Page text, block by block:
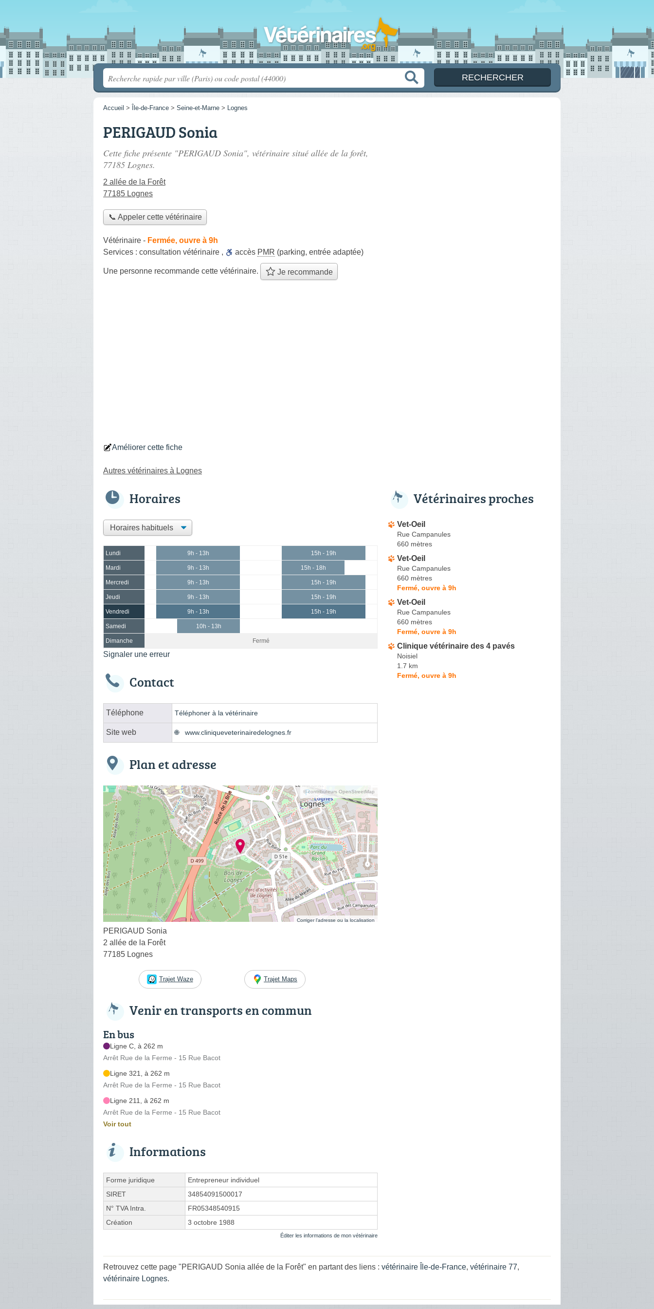
Accueil > Île-de-France > Seine-et-Marne > Lognes
PERIGAUD Sonia
Cette fiche présente "PERIGAUD Sonia", vétérinaire situé allée de la forêt,
77185 Lognes.
2 allée de la Forêt
77185 Lognes
📞 Appeler cette vétérinaire
Vétérinaire - Fermée, ouvre à 9h
Services : consultation vétérinaire , accès PMR (parking, entrée adaptée)
Une personne recommande cette vétérinaire. Je recommande
Améliorer cette fiche
Autres vétérinaires à Lognes
Horaires
Lundi 9h - 13h 15h - 19h
Mardi 9h - 13h 15h - 18h
Mercredi 9h - 13h 15h - 19h
Jeudi 9h - 13h 15h - 19h
Vendredi 9h - 13h 15h - 19h
Samedi 10h - 13h
Dimanche Fermé
Signaler une erreur
Contact
Téléphone Téléphoner à la vétérinaire
Site web www.cliniqueveterinairedelognes.fr
Plan et adresse
© contributeurs OpenStreetMap
Corriger l’adresse ou la localisation
PERIGAUD Sonia
2 allée de la Forêt
77185 Lognes
Trajet Waze Trajet Maps
Venir en transports en commun
En bus
Ligne C, à 262 m
Arrêt Rue de la Ferme - 15 Rue Bacot
Ligne 321, à 262 m
Arrêt Rue de la Ferme - 15 Rue Bacot
Ligne 211, à 262 m
Arrêt Rue de la Ferme - 15 Rue Bacot
Voir tout
Informations
Forme juridique
Entrepreneur individuel
SIRET
34854091500017
N° TVA Intra.
FR05348540915
Création
3 octobre 1988
Éditer les informations de mon vétérinaire
Vétérinaires proches
Vet-Oeil
Rue Campanules
660 mètres
Vet-Oeil
Rue Campanules
660 mètres
Fermé, ouvre à 9h
Vet-Oeil
Rue Campanules
660 mètres
Fermé, ouvre à 9h
Clinique vétérinaire des 4 pavés
Noisiel
1.7 km
Fermé, ouvre à 9h
Retrouvez cette page "PERIGAUD Sonia allée de la Forêt" en partant des liens : vétérinaire Île-de-France, vétérinaire 77,
vétérinaire Lognes.